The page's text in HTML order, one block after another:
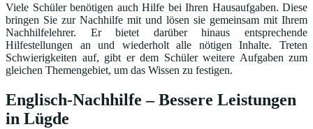
Viele Schüler benötigen auch Hilfe bei Ihren Hausaufgaben. Diese
bringen Sie zur Nachhilfe mit und lösen sie gemeinsam mit Ihrem
Nachhilfelehrer. Er bietet darüber hinaus entsprechende
Hilfestellungen an und wiederholt alle nötigen Inhalte. Treten
Schwierigkeiten auf, gibt er dem Schüler weitere Aufgaben zum
gleichen Themengebiet, um das Wissen zu festigen.
Englisch-Nachhilfe – Bessere Leistungen
in Lügde